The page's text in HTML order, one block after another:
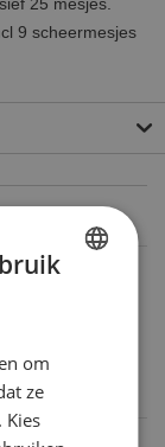
9 scheermesjes
om
ze
Kies